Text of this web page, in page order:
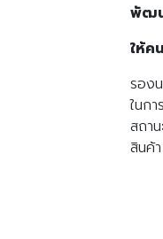
พัฒน
ให้ค
รอง
ในก
สถา
สินค้